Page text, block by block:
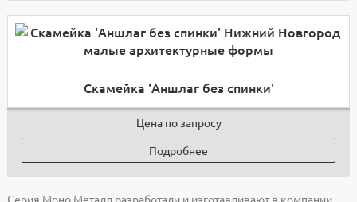
Скамейка 'Аншлаг без спинки'
Цена по запросу
Подробнее
Серия Моно Металл разработали и изготавливают в компании